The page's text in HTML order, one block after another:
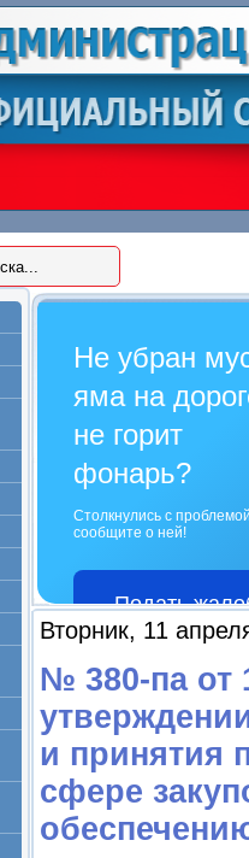
Не убран
яма на
не горит
фонарь?
Столкнулись с
сообщите о ней!
Подать
Вторник, 11
№ 380-па от
и принятия
сфере